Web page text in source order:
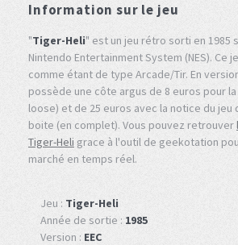
Information sur le jeu
"Tiger-Heli" est un jeu rétro sorti en 1985
Nintendo Entertainment System (NES). Ce
comme étant de type Arcade/Tir. En
possède une côte argus de 8 euros pour
loose) et de 25 euros avec la notice du jeu
boite (en complet). Vous pouvez retrouver
Tiger-Heli grace à l'outil de geekotation
marché en temps réel.
Jeu : Tiger-Heli
Année de sortie : 1985
Version : EEC